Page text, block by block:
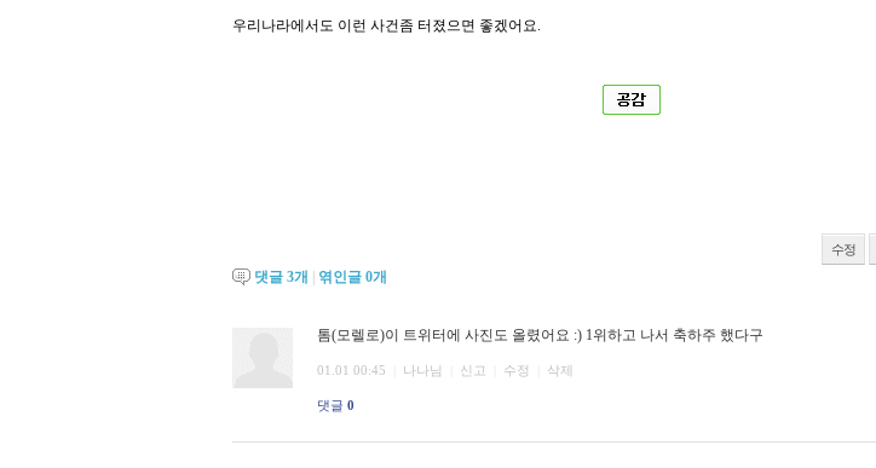
우리나라에서도 이런 사건좀 터졌으면 좋겠어요.
수정
댓글 3개 엮인글 0개